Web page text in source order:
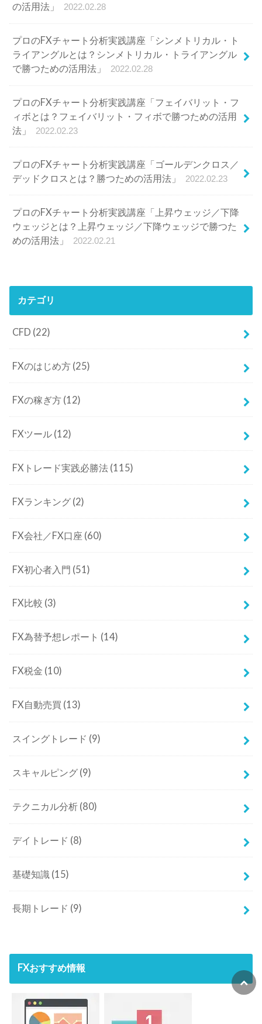
の活用法」
2022.02.28
プロのFXチャート分析実践講座「シンメトリカル・ト
ライアングルとは？シンメトリカル・トライアングル
で勝つための活用法」
2022.02.28
プロのFXチャート分析実践講座「フェイバリット・フ
ィボとは？フェイバリット・フィボで勝つための活用
法」
2022.02.23
プロのFXチャート分析実践講座「ゴールデンクロス／
デッドクロスとは？勝つための活用法」
2022.02.23
プロのFXチャート分析実践講座「上昇ウェッジ／下降
ウェッジとは？上昇ウェッジ／下降ウェッジで勝つた
めの活用法」
2022.02.21
カテゴリ
CFD (22)
FXのはじめ方 (25)
FXの稼ぎ方 (12)
FXツール (12)
FXトレード実践必勝法 (115)
FXランキング (2)
FX会社／FX口座 (60)
FX初心者入門 (51)
FX比較 (3)
FX為替予想レポート (14)
FX税金 (10)
FX自動売買 (13)
スイングトレード (9)
スキャルピング (9)
テクニカル分析 (80)
デイトレード (8)
基礎知識 (15)
長期トレード (9)
FXおすすめ情報